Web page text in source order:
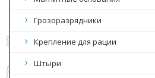
Грозоразрядники
Крепление для рации
Штыри